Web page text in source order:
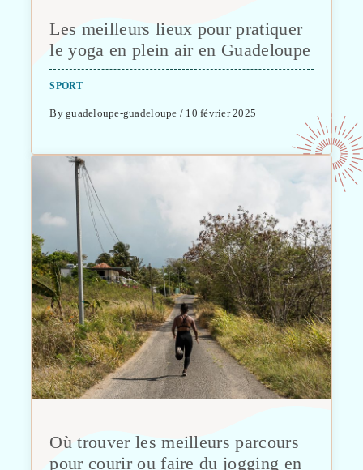
Les meilleurs lieux pour pratiquer
le yoga en plein air en Guadeloupe
SPORT
By guadeloupe-guadeloupe / 10 février 2025
Où trouver les meilleurs parcours
pour courir ou faire du jogging en